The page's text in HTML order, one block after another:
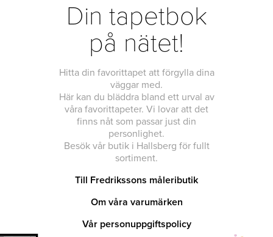
Din tapetbok
på nätet!
Hitta din favorittapet att förgylla dina
väggar med.
Här kan du bläddra bland ett urval av
våra favorittapeter. Vi lovar att det
finns nåt som passar just din
personlighet.
Besök vår butik i Hallsberg för fullt
sortiment.
Till Fredrikssons måleributik
Om våra varumärken
Vår personuppgiftspolicy